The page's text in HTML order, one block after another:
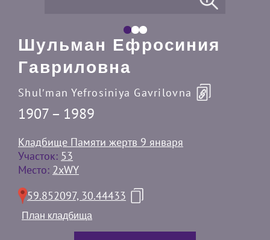
Шульман Ефросиния
Гавриловна
Shulʹman Yefrosiniya Gavrilovna
1907 – 1989
Кладбище Памяти жертв 9 января
Участок: 53
Место: 2xWY
59.852097, 30.44433
План кладбища